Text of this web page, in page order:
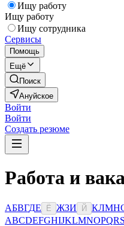
Ищу работу
Ищу работу
Ищу сотрудника
Сервисы
Помощь
Ещё
Поиск
Ануйское
Войти
Войти
Создать резюме
Работа и
АБВГДЕ Ё ЖЗИ Й КЛМН
ABCDEFGHIJKLMNOPQRS